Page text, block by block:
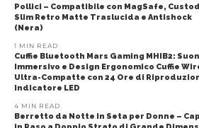
Pollici – Compatibile con MagSafe,
Slim Retro Matte Traslucida e Antishock
(Nera)
1 MIN READ
Cuffie Bluetooth Mars Gaming MHIB2:
Immersivo e Design Ergonomico Cuffie
Ultra-Compatte con 24 Ore di
Indicatore LED
4 MIN READ
Berretto da Notte in Seta per Donne –